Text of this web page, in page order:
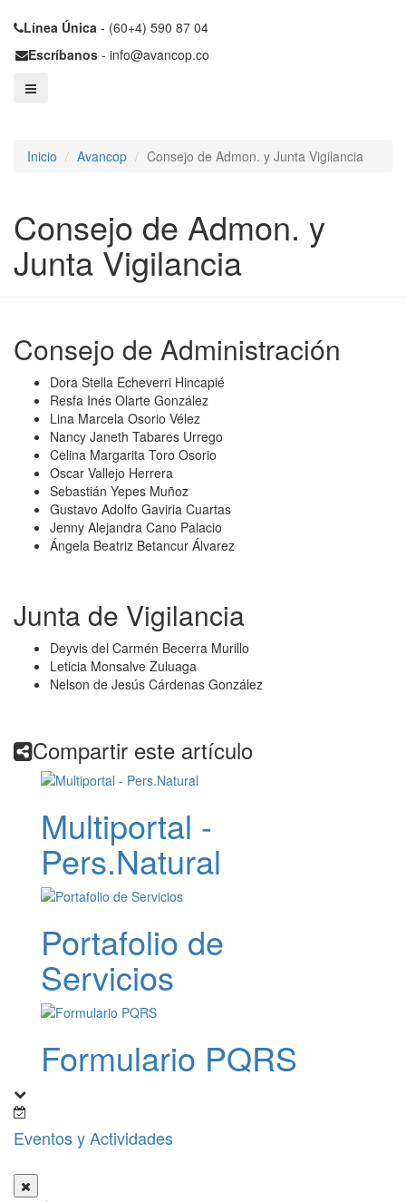
Línea Única - (60+4) 590 87 04
Escríbanos - info@avancop.co
Inicio Avancop Consejo de Admon. y Junta Vigilancia
Consejo de Admon. y
Junta Vigilancia
Consejo de Administración
Dora Stella Echeverri Hincapié
Resfa Inés Olarte González
Lina Marcela Osorio Vélez
Nancy Janeth Tabares Urrego
Celina Margarita Toro Osorio
Oscar Vallejo Herrera
Sebastián Yepes Muñoz
Gustavo Adolfo Gaviria Cuartas
Jenny Alejandra Cano Palacio
Ángela Beatriz Betancur Álvarez
Junta de Vigilancia
Deyvis del Carmén Becerra Murillo
Leticia Monsalve Zuluaga
Nelson de Jesús Cárdenas González
Compartir este artículo
Multiportal -
Pers.Natural
Portafolio de
Servicios
Formulario PQRS
Eventos y Actividades